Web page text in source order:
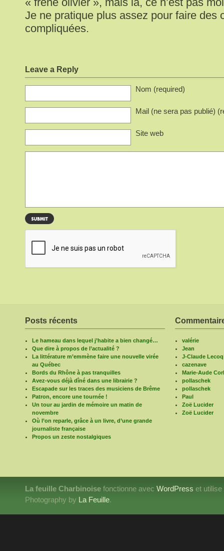
Je ne pratique plus assez pour faire des
compliquées.
Leave a Reply
Nom (required)
Mail (ne sera pas publié)
Site web
Posts récents
Le hameau dans lequel j’habite a bien changé…
Que dire à propos de l’actualité ?
La littérature m’emmène faire une nouvelle virée
au Québec
Bords du Rhône à pas tranquilles
Avez-vous déjà dîné dans une librairie ?
Escapade sur les traces des musiciens de Brême
Patron, encore une tournée !
Un tour au jardin de mémoire un matin de
novembre
Où l’on reparle, grâce à un livre, d’une grande
journaliste française
Propos un zeste nostalgiques
valérie
Jean
J-Claude Lecoq
cazenave
Marie-Aude
pollaschek
pollaschek
Paul
Zoë Lucider
Zoë Lucider
La feuille Charbinoise fonctionne avec WordPress et
Photography by La Feuille.